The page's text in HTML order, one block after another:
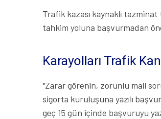
Trafik kazası kaynaklı
tahkim yoluna başvurmadan
Karayolları Trafik
"Zarar görenin, zorunlu mali
sigorta kuruluşuna yazılı
geç 15 gün içinde başvuruyu